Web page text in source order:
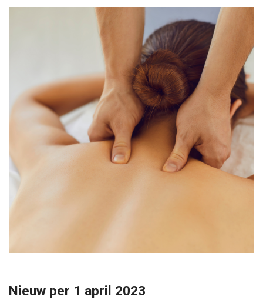
Nieuw per 1 april 2023